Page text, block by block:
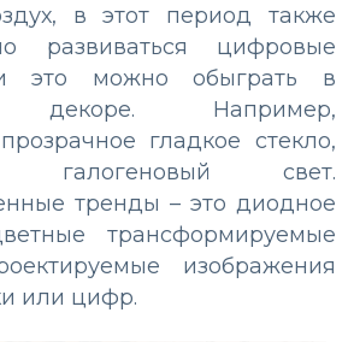
в этот период также
развиваться цифровые
и это можно обыграть в
декоре. Например,
гладкое стекло,
галогеновый свет.
тренды – это диодное
трансформируемые
изображения
или цифр.